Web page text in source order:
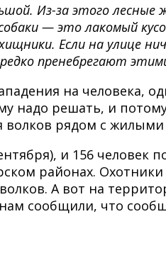
Из-за этого
— это лакомый
Если на улице
пренебрегают
на человека,
надо решать, и
волков рядом с
и 156
районах.
А вот на
сообщили, что